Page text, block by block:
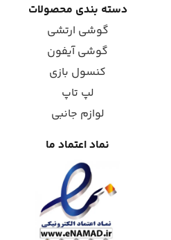
دسته بندی محصولات
گوشی ارتشی
گوشی آیفون
کنسول بازی
لپ تاپ
لوازم جانبی
نماد اعتماد ما